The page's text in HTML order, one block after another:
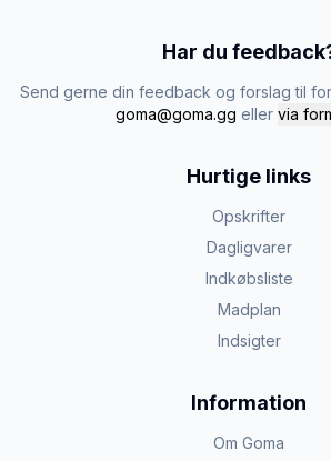
Har du
Send gerne din feedback og forslag til
goma@goma.gg eller via
Hurtige links
Opskrifter
Dagligvarer
Indkøbsliste
Madplan
Indsigter
Information
Om Goma